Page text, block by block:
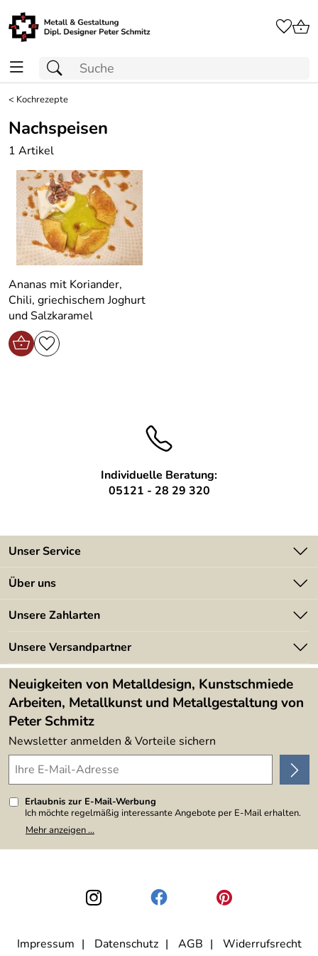
< Kochrezepte
Nachspeisen
1 Artikel
Ananas mit Koriander,
Chili, griechischem Joghurt
und Salzkaramel
Individuelle Beratung:
05121 - 28 29 320
Unser Service
Kontakt
Kundeninformationen
Newsletter
Lieferbedingungen
Über uns
Angebote
Kundenbewertungen (394)
4,9/5
Unsere Zahlarten
Unsere Versandpartner
Neuigkeiten von Metalldesign, Kunstschmiede
Arbeiten, Metallkunst und Metallgestaltung von
Peter Schmitz
Newsletter anmelden & Vorteile sichern
Erlaubnis zur E-Mail-Werbung
Ich möchte regelmäßig interessante Angebote per E-Mail erhalten.
Meine E-Mail-Adresse wird nicht an andere Unternehmen
weitergegeben. Zu statistischen Zwecken wird in anonymer Form
den Link "Abmelden" am Ende des Newsletters anklicke. Die
Datenschutzerklärung
habe ich zur Kenntnis genommen.
Mehr anzeigen ...
Impressum Datenschutz AGB Widerrufsrecht